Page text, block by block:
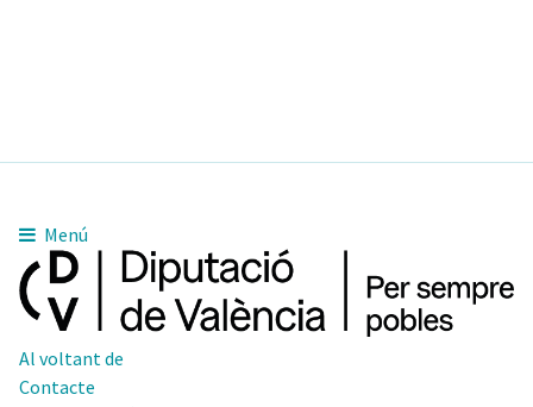
Menú
Al voltant de
Contacte